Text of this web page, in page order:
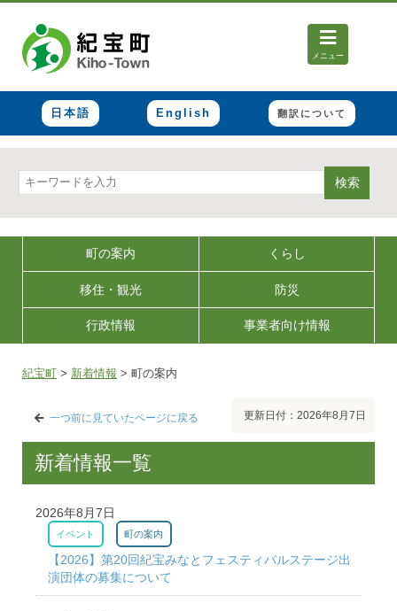
メニュー
日本語 English 翻訳について
検索
町の案内 くらし
移住・観光 防災
行政情報 事業者向け情報
紀宝町 > 新着情報 > 町の案内
一つ前に見ていたページに戻る 更新日付：2026年8月7日
新着情報一覧
2026年8月7日
イベント 町の案内
【2026】第20回紀宝みなとフェスティバルステージ出
演団体の募集について